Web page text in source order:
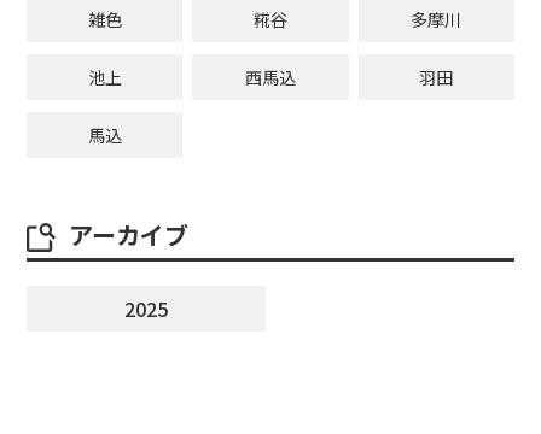
雑色 糀谷 多摩川
池上 西馬込 羽田
馬込
アーカイブ
2025